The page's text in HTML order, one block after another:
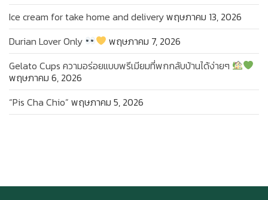
Ice cream for take home and deliveryพฤษภาคม 13, 2026
Durian Lover Only
พฤษภาคม 7, 2026
Gelato Cups ความอร่อยแบบพรีเมียมที่พกกลับบ้านได้ง่ายๆ
พฤษภาคม 6, 2026
“Pis Cha Chio” พฤษภาคม 5, 2026
Ice cream for take home and delivery